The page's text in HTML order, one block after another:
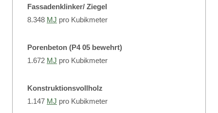
Fassadenklinker/ Ziegel
8.348 MJ pro Kubikmeter
Porenbeton (P4 05 bewehrt)
1.672 MJ pro Kubikmeter
Konstruktionsvollholz
1.147 MJ pro Kubikmeter